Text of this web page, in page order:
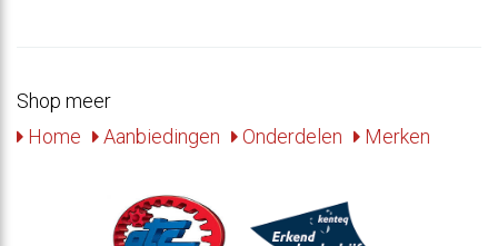
Shop meer
Home
Aanbiedingen Onderdelen Merken